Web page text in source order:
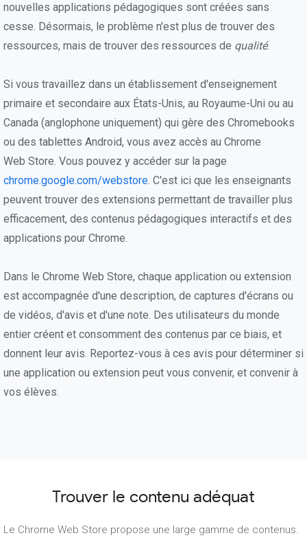
nouvelles applications pédagogiques sont créées sans
cesse. Désormais, le problème n'est plus de trouver des
ressources, mais de trouver des ressources de qualité.
Si vous travaillez dans un établissement d'enseignement
primaire et secondaire aux États-Unis, au Royaume-Uni ou au
Canada (anglophone uniquement) qui gère des Chromebooks
ou des tablettes Android, vous avez accès au Chrome
Web Store. Vous pouvez y accéder sur la page
chrome.google.com/webstore. C'est ici que les enseignants
peuvent trouver des extensions permettant de travailler plus
efficacement, des contenus pédagogiques interactifs et des
applications pour Chrome.
Dans le Chrome Web Store, chaque application ou extension
est accompagnée d'une description, de captures d'écrans ou
de vidéos, d'avis et d'une note. Des utilisateurs du monde
entier créent et consomment des contenus par ce biais, et
donnent leur avis. Reportez-vous à ces avis pour déterminer si
une application ou extension peut vous convenir, et convenir à
vos élèves.
Trouver le contenu adéquat
Le Chrome Web Store propose une large gamme de contenus.